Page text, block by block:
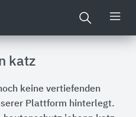
katz
keine vertiefenden
Plattform hinterlegt.